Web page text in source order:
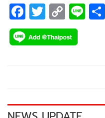
F
ac
e
k
T
wi
tt
C
o
p
k
Li